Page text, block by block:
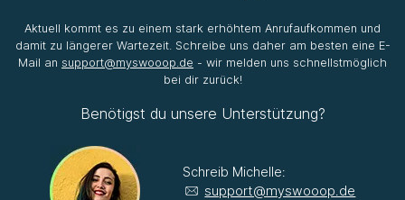
Aktuell kommt es zu einem stark erhöhtem Anrufaufkommen und
damit zu längerer Wartezeit. Schreibe uns daher am besten eine E-
Mail an support@myswooop.de - wir melden uns schnellstmöglich
bei dir zurück!
Benötigst du unsere Unterstützung?
Schreib Michelle:
support@myswooop.de